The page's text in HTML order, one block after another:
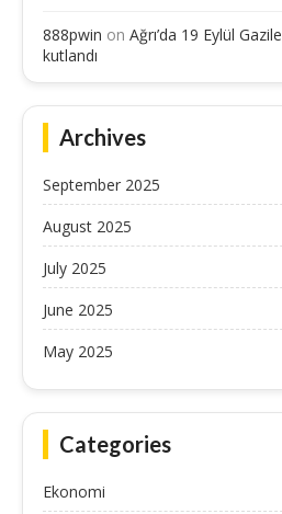
888pwin on Ağrı’da 19 Eylül
kutlandı
Archives
September 2025
August 2025
July 2025
June 2025
May 2025
Categories
Ekonomi